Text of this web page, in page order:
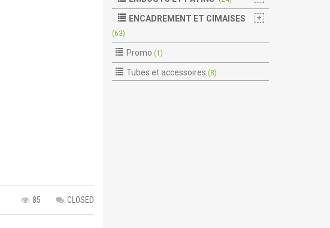
85 CLOSED
ENCADREMENT ET CIMAISES
(63)
Promo (1)
Tubes et accessoires (8)